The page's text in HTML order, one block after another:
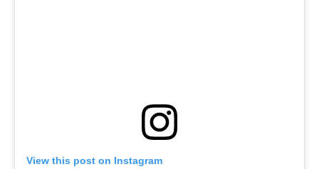
View this post on Instagram